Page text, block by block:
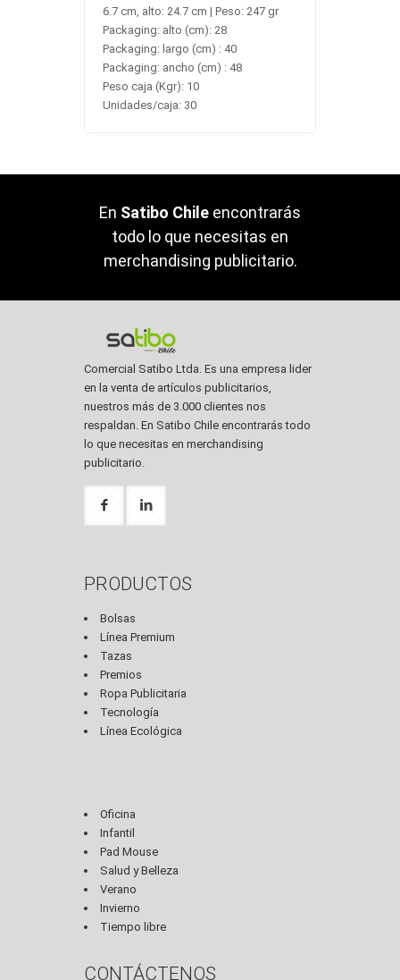
6.7 cm, alto: 24.7 cm | Peso: 247 gr
Packaging: alto (cm): 28
Packaging: largo (cm) : 40
Packaging: ancho (cm) : 48
Peso caja (Kgr): 10
Unidades/caja: 30
En Satibo Chile encontrarás
todo lo que necesitas en
merchandising publicitario.
Comercial Satibo Ltda. Es una empresa lider
en la venta de artículos publicitarios,
nuestros más de 3.000 clientes nos
respaldan. En Satibo Chile encontrarás todo
lo que necesitas en merchandising
publicitario.
PRODUCTOS
Bolsas
Línea Premium
Tazas
Premios
Ropa Publicitaria
Tecnología
Línea Ecológica
Oficina
Infantil
Pad Mouse
Salud y Belleza
Verano
Invierno
Tiempo libre
CONTÁCTENOS